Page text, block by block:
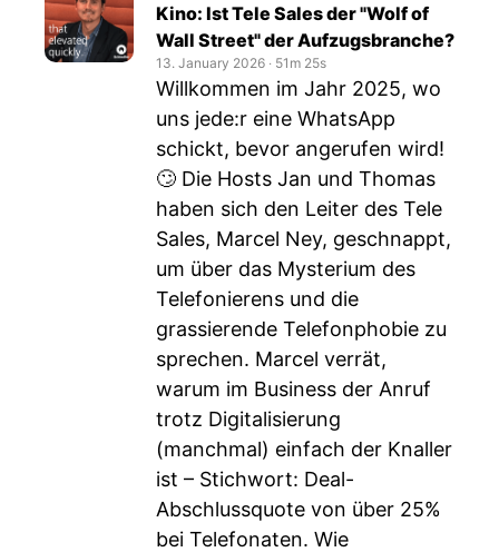
Kino: Ist Tele Sales der "Wolf of
Wall Street" der Aufzugsbranche?
13. January 2026 ‧ 51m 25s
Willkommen im Jahr 2025, wo
uns jede:r eine WhatsApp
schickt, bevor angerufen wird!
🙄 Die Hosts Jan und Thomas
haben sich den Leiter des Tele
Sales, Marcel Ney, geschnappt,
um über das Mysterium des
Telefonierens und die
grassierende Telefonphobie zu
sprechen. Marcel verrät,
warum im Business der Anruf
trotz Digitalisierung
(manchmal) einfach der Knaller
ist – Stichwort: Deal-
Abschlussquote von über 25%
bei Telefonaten. Wie